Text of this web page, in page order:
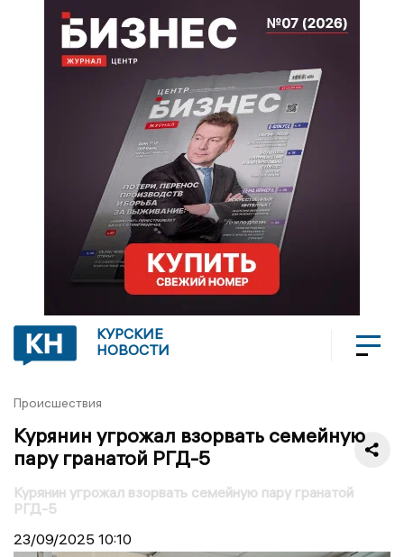
КУРСКИЕ
НОВОСТИ
Происшествия
Курянин угрожал взорвать семейную
пару гранатой РГД-5
Курянин угрожал взорвать семейную пару гранатой
РГД-5
23/09/2025 10:10